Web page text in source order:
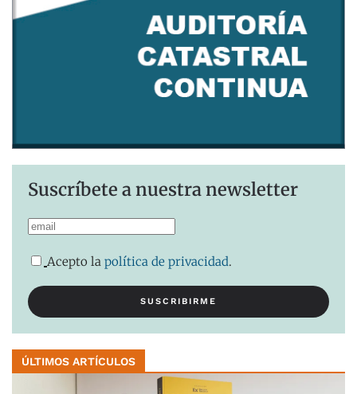
Suscríbete a nuestra newsletter
Acepto la política de privacidad.
ÚLTIMOS ARTÍCULOS